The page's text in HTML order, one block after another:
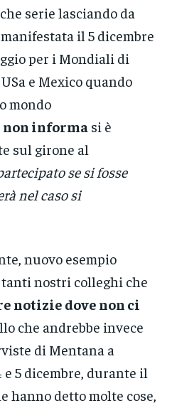
serie lasciando da
il 5 dicembre
per i Mondiali di
e Mexico quando
mondo
non informa si è
sul girone al
se si fosse
nel caso si
nuovo esempio
tanti nostri colleghi che
notizie dove non ci
che andrebbe invece
di Mentana a
5 dicembre, durante il
hanno detto molte cose,